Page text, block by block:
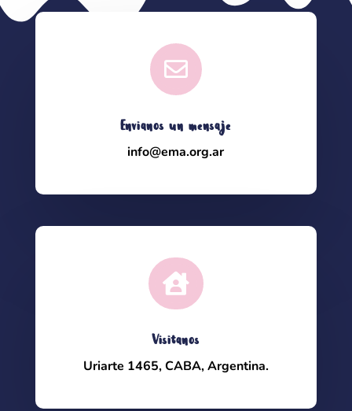

Envianos un mensaje
info@ema.org.ar

Visitanos
Uriarte 1465, CABA, Argentina.